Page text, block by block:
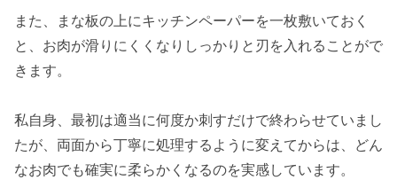
また、まな板の上にキッチンペーパーを一枚敷いておく
と、お肉が滑りにくくなりしっかりと刃を入れることがで
きます。
私自身、最初は適当に何度か刺すだけで終わらせていまし
たが、両面から丁寧に処理するように変えてからは、どん
なお肉でも確実に柔らかくなるのを実感しています。